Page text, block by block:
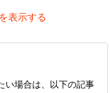
表示する
い場合は、以下の記事